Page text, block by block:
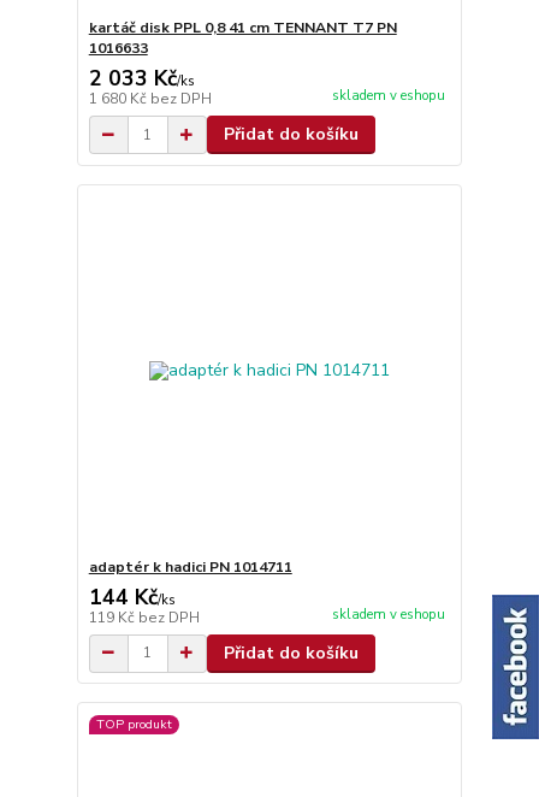
kartáč disk PPL 0,8 41 cm TENNANT T7 PN
1016633
2 033 Kč/ks
1 680 Kč bez DPH skladem v eshopu
Přidat do košíku
adaptér k hadici PN 1014711
144 Kč/ks
119 Kč bez DPH skladem v eshopu
Přidat do košíku
TOP produkt